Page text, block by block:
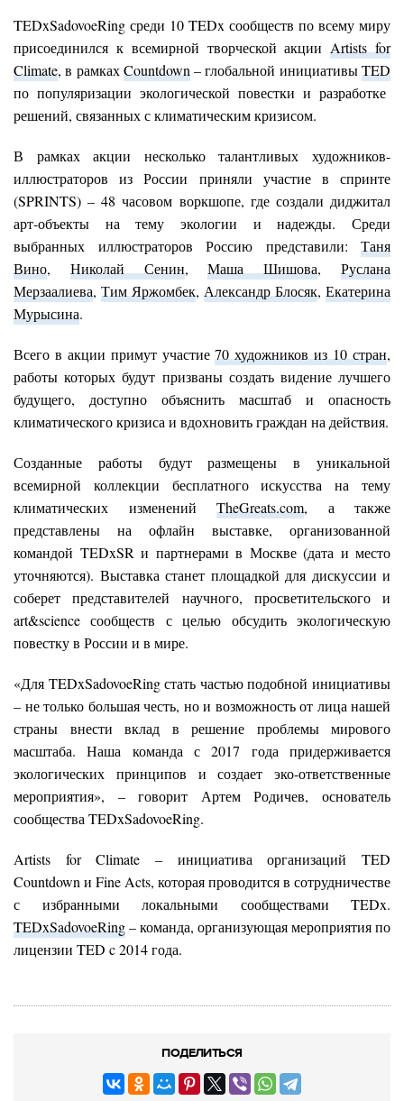
TEDxSadovoeRing среди 10 TEDx сообществ по всему миру
присоединился к всемирной творческой акции Artists for
Climate, в рамкахCountdown – глобальной инициативыTED
по популяризации экологической повестки и разработке
решений, связанных с климатическим кризисом.
В рамках акции несколько талантливых художников-
иллюстраторов из России приняли участие в спринте
(SPRINTS) – 48 часовом воркшопе, где создали диджитал
арт-объекты на тему экологии и надежды. Среди
выбранных иллюстраторов Россию представили: Таня
Вино, Николай Сенин,Маша Шишова,Руслана
Мерзаалиева, Тим Яржомбек, Александр Блосяк, Екатерина
Мурысина.
Всего в акции примут участие70 художников из 10 стран,
работы которых будут призваны создать видение лучшего
будущего, доступно объяснить масштаб и опасность
климатического кризиса и вдохновить граждан на действия.
Созданные работы будут размещены в уникальной
всемирной коллекции бесплатного искусства на тему
климатических изменений TheGreats.com, а также
представлены на офлайн выставке, организованной
командой TEDxSR и партнерами в Москве (дата и место
уточняются). Выставка станет площадкой для дискуссии и
соберет представителей научного, просветительского и
art&science сообществ с целью обсудить экологическую
повестку в России и в мире.
«Для TEDxSadovoeRing стать частью подобной инициативы
– не только большая честь, но и возможность от лица нашей
страны внести вклад в решение проблемы мирового
масштаба. Наша команда с 2017 года придерживается
экологических принципов и создает эко-ответственные
мероприятия», – говорит Артем Родичев, основатель
сообщества TEDxSadovoeRing.
Artists for Climate – инициатива организаций TED
Countdown и Fine Acts, которая проводится в сотрудничестве
с избранными локальными сообществами TEDx.
TEDxSadovoeRing– команда, организующая мероприятия по
лицензии TED c 2014 года.
ПОДЕЛИТЬСЯ